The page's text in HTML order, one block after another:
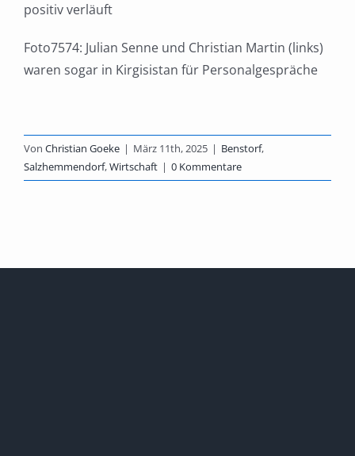
positiv verläuft
Foto7574: Julian Senne und Christian Martin (links)
waren sogar in Kirgisistan für Personalgespräche
Von Christian Goeke | März 11th, 2025 | Benstorf,
Salzhemmendorf,Wirtschaft | 0 Kommentare